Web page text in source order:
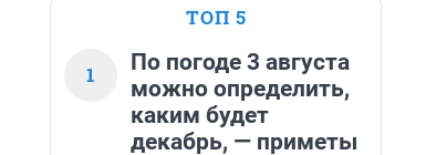
ТОП 5
1
По погоде 3 августа
можно определить,
каким будет
декабрь, — приметы